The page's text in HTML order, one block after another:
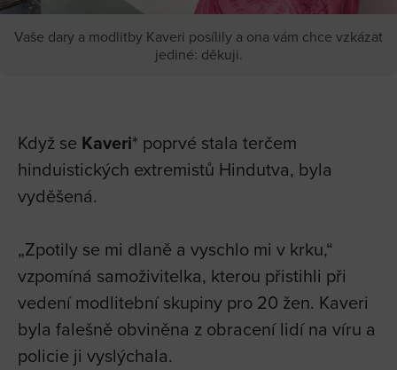
Vaše dary a modlitby Kaveri posílily a ona vám chce vzkázat
jediné: děkuji.
Když se Kaveri* poprvé stala terčem
hinduistických extremistů Hindutva, byla
vyděšená.
„Zpotily se mi dlaně a vyschlo mi v krku,“
vzpomíná samoživitelka, kterou přistihli při
vedení modlitební skupiny pro 20 žen. Kaveri
byla falešně obviněna z obracení lidí na víru a
policie ji vyslýchala.